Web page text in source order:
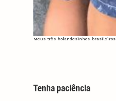
Meus três holandesinhos-brasileiros
Tenha paciência